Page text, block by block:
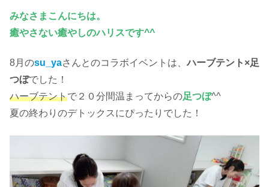
みなさまこんにちは。
癒やさない癒やしのハリスです^^
8月のsu_yaさんとのコラボイベントは、ハーブテント×足
つぼでした！
ハーブテントで２０分間温まってからの足つぼ^^
夏の終わりのデトックスにぴったりでした！